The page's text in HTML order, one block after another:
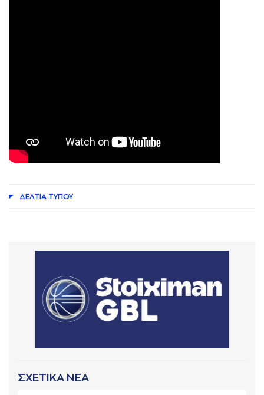
ΔΕΛΤΙA ΤΥΠΟΥ
ΣΧΕΤΙΚΑ ΝΕΑ